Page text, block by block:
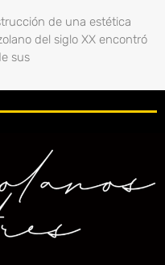
de una estética
del siglo XX encontró
sus